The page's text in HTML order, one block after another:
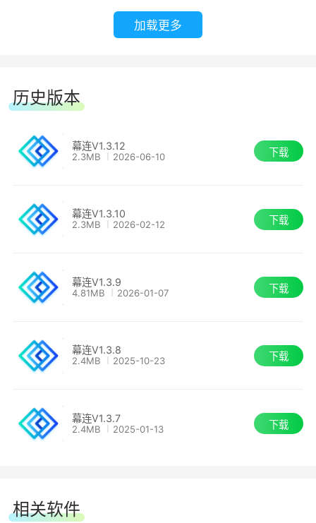
即使是长时间的远程控制，也能保持稳定流畅
息安全，防止任何未经授权的访问和数据泄露。
操作指令快速响应，随时随地纵享流畅的远程
加载更多
历史版本
幕连V1.3.12
2.3MB 2026-06-10 下载
幕连V1.3.10
2.3MB 2026-02-12 下载
幕连V1.3.9
4.81MB 2026-01-07 下载
幕连V1.3.8
2.4MB 2025-10-23 下载
幕连V1.3.7
2.4MB 2025-01-13 下载
相关软件